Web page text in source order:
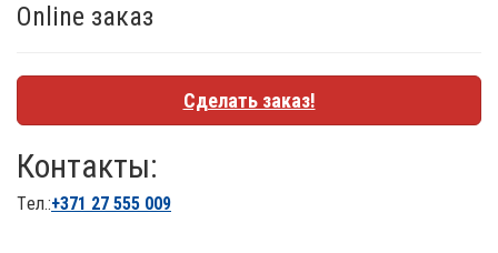
Online заказ
Сделать заказ!
Контакты:
Tел.:+371 27 555 009